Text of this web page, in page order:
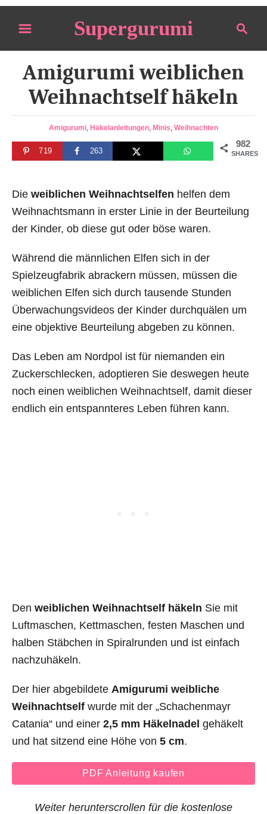
i
a
r
h
Supergurumi
Amigurumi weiblichen
Weihnachtself häkeln
C
a
t
o
i
e
Amigurumi, Häkelanleitungen, Minis, Weihnachten
982
SHARES
719 263
Die weiblichen Weihnachtselfen helfen dem
Weihnachtsmann in erster Linie in der Beurteilung
der Kinder, ob diese gut oder böse waren.
Während die männlichen Elfen sich in der
Spielzeugfabrik abrackern müssen, müssen die
weiblichen Elfen sich durch tausende Stunden
Überwachungsvideos der Kinder durchquälen um
eine objektive Beurteilung abgeben zu können.
Das Leben am Nordpol ist für niemanden ein
Zuckerschlecken, adoptieren Sie deswegen heute
noch einen weiblichen Weihnachtself, damit dieser
endlich ein entspannteres Leben führen kann.
Den weiblichen Weihnachtself häkeln Sie mit
Luftmaschen, Kettmaschen, festen Maschen und
halben Stäbchen in Spiralrunden und ist einfach
nachzuhäkeln.
Der hier abgebildete Amigurumi weibliche
Weihnachtself wurde mit der „Schachenmayr
Catania“ und einer 2,5 mm Häkelnadel gehäkelt
und hat sitzend eine Höhe von 5 cm.
PDF Anleitung kaufen
Weiter herunterscrollen für die kostenlose